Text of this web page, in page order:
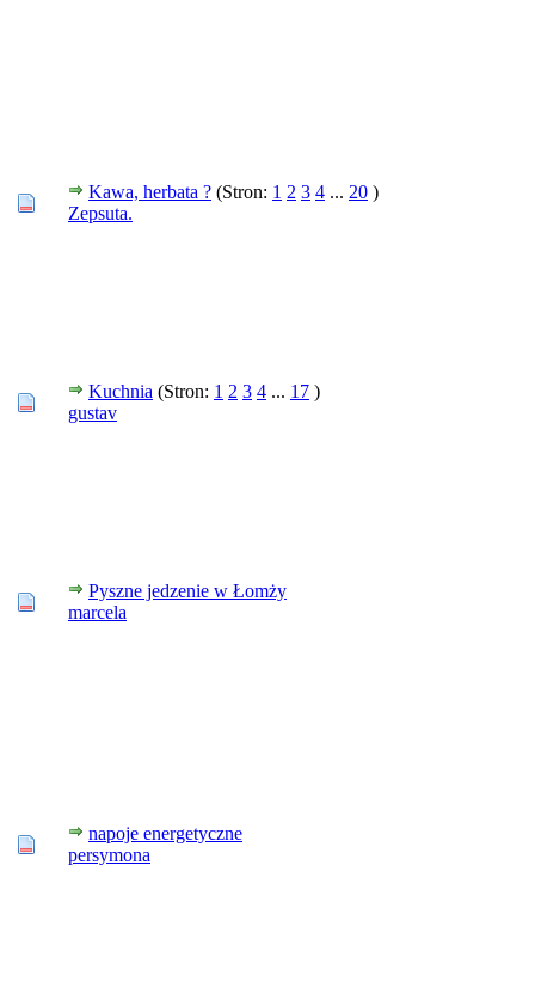
Kawa, herbata ? (Stron: 1 2 3 4 ... 20 )
Zepsuta.
Kuchnia (Stron: 1 2 3 4 ... 17 )
gustav
Pyszne jedzenie w Łomży
marcela
napoje energetyczne
persymona